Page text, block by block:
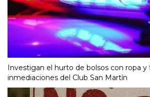
Investigan el hurto de bolsos con ropa y
inmediaciones del Club San Martín